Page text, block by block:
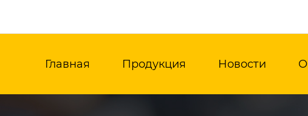
Главная Продукция Новости